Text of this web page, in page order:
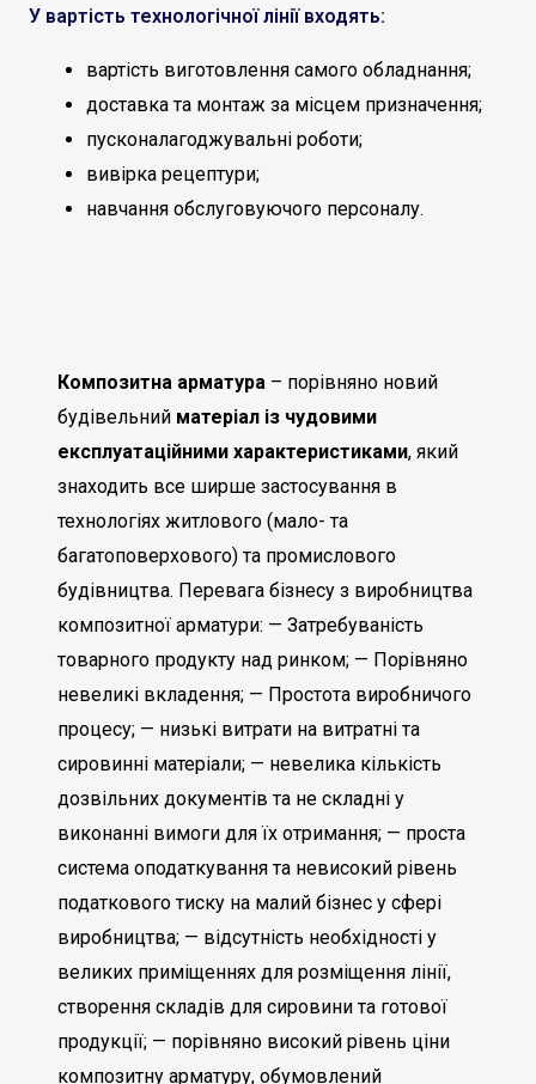
У вартість технологічної лінії входять:
вартість виготовлення самого обладнання;
доставка та монтаж за місцем призначення;
пусконалагоджувальні роботи;
вивірка рецептури;
навчання обслуговуючого персоналу.
Композитна арматура – порівняно новий
будівельний матеріал із чудовими
експлуатаційними характеристиками, який
знаходить все ширше застосування в
технологіях житлового (мало- та
багатоповерхового) та промислового
будівництва. Перевага бізнесу з виробництва
композитної арматури: — Затребуваність
товарного продукту над ринком; — Порівняно
невеликі вкладення; — Простота виробничого
процесу; — низькі витрати на витратні та
сировинні матеріали; — невелика кількість
дозвільних документів та не складні у
виконанні вимоги для їх отримання; — проста
система оподаткування та невисокий рівень
податкового тиску на малий бізнес у сфері
виробництва; — відсутність необхідності у
великих приміщеннях для розміщення лінії,
створення складів для сировини та готової
продукції; — порівняно високий рівень ціни
композитну арматуру, обумовлений